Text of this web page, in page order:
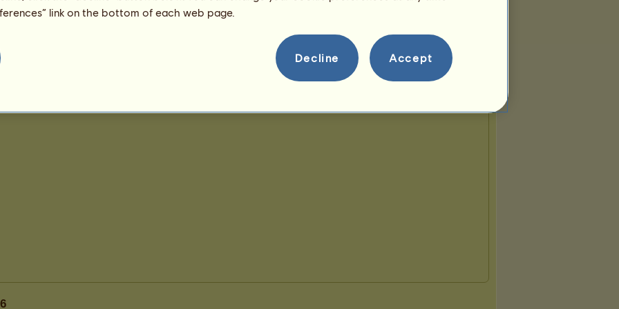
link on the bottom of each web page.
Decline Accept